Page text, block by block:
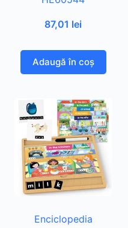
87,01 lei
Adaugă în coș
Enciclopedia